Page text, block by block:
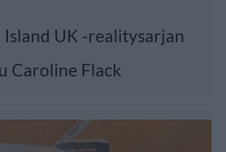
Island UK -realitysarjan
Caroline Flack